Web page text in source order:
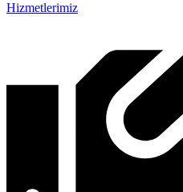
Hizmetlerimiz